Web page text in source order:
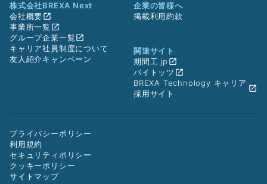
株式会社BREXA Next
会社概要
事業所一覧
グループ企業一覧
キャリア社員制度について
友人紹介キャンペーン
企業の皆様へ
掲載利用約款
関連サイト
期間工.jp
バイトッツ
BREXA Technology キャリア
採用サイト
プライバシーポリシー
利用規約
セキュリティポリシー
クッキーポリシー
サイトマップ